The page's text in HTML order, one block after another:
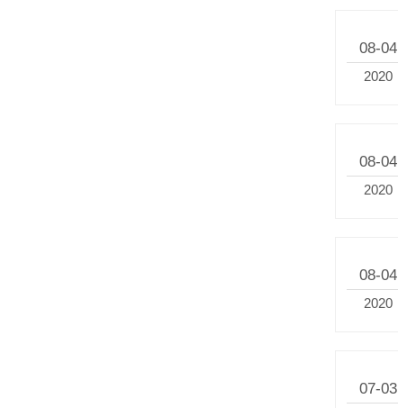
08-04
2020
08-04
2020
08-04
2020
07-03